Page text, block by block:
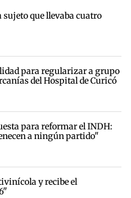
que llevaba cuatro
para regularizar a grupo
del Hospital de Curicó
para reformar el INDH:
a ningún partido"
y recibe el